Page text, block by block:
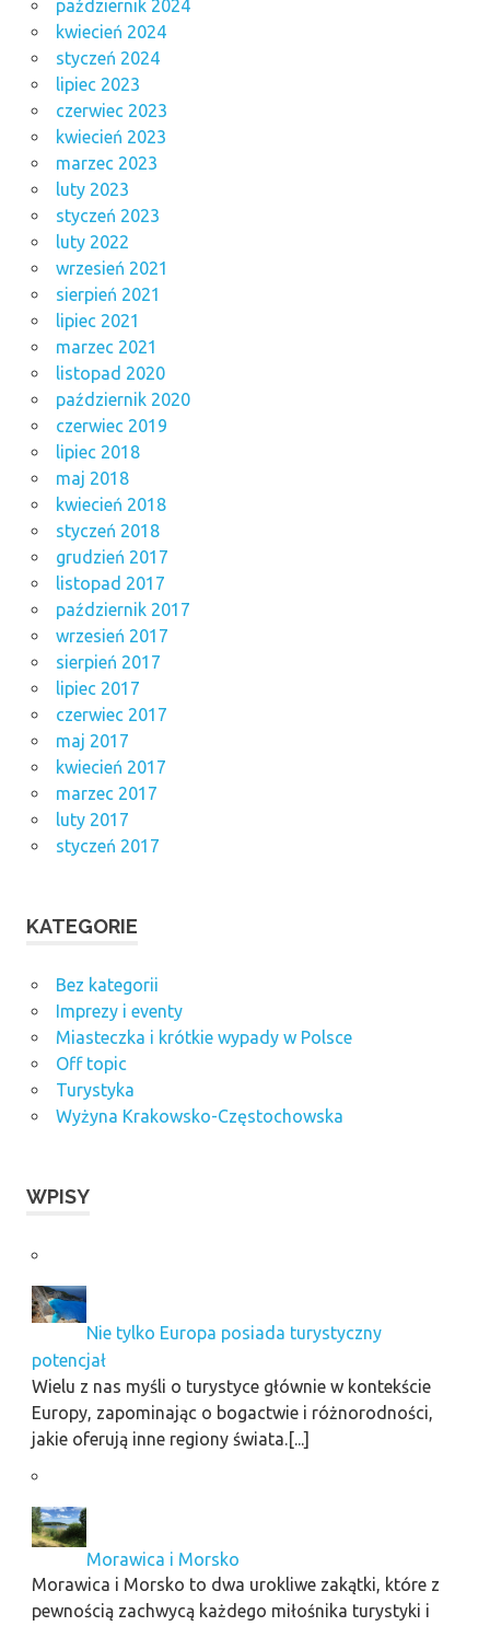
październik 2024
kwiecień 2024
styczeń 2024
lipiec 2023
czerwiec 2023
kwiecień 2023
marzec 2023
luty 2023
styczeń 2023
luty 2022
wrzesień 2021
sierpień 2021
lipiec 2021
marzec 2021
listopad 2020
październik 2020
czerwiec 2019
lipiec 2018
maj 2018
kwiecień 2018
styczeń 2018
grudzień 2017
listopad 2017
październik 2017
wrzesień 2017
sierpień 2017
lipiec 2017
czerwiec 2017
maj 2017
kwiecień 2017
marzec 2017
luty 2017
styczeń 2017
KATEGORIE
Bez kategorii
Imprezy i eventy
Miasteczka i krótkie wypady w Polsce
Off topic
Turystyka
Wyżyna Krakowsko-Częstochowska
WPISY
Nie tylko Europa posiada turystyczny
potencjał
Wielu z nas myśli o turystyce głównie w kontekście
Europy, zapominając o bogactwie i różnorodności,
jakie oferują inne regiony świata.[...]
Morawica i Morsko
Morawica i Morsko to dwa urokliwe zakątki, które z
pewnością zachwycą każdego miłośnika turystyki i